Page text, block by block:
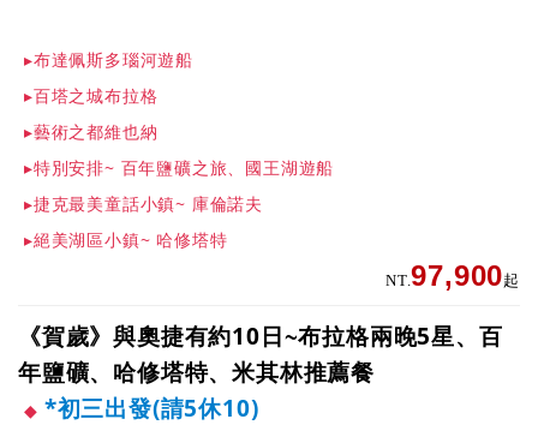
▸布達佩斯多瑙河遊船
▸百塔之城布拉格
▸藝術之都維也納
▸特別安排~ 百年鹽礦之旅、國王湖遊船
▸捷克最美童話小鎮~ 庫倫諾夫
▸絕美湖區小鎮~ 哈修塔特
NT.97,900起
《賀歲》與奧捷有約10日~布拉格兩晚5星、百
年鹽礦、哈修塔特、米其林推薦餐
*初三出發(請5休10)